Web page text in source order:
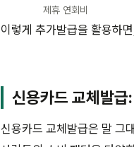
제휴 연회비
이렇게 추가발급을 활용하
신용카드 교체발급
신용카드 교체발급은 말 그